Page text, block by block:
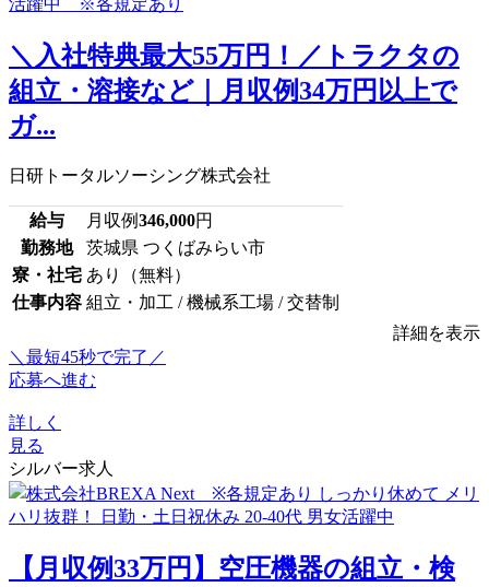
＼入社特典最大55万円！／トラクタの
組立・溶接など｜月収例34万円以上で
ガ...
日研トータルソーシング株式会社
給与 月収例346,000円
勤務地
茨城県 つくばみらい市
寮・社宅 あり（無料）
仕事内容 組立・加工 / 機械系工場 / 交替制
詳細を表示
＼最短45秒で完了／
応募へ進む
詳しく
見る
シルバー求人
【月収例33万円】空圧機器の組立・検